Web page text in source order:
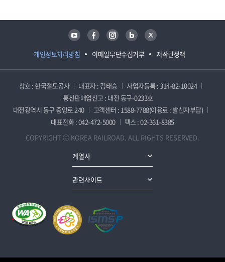
개인정보처리방침 이메일무단수집거부 저작권정책
유튜브 페이스북 인스타그램 블로그 트위터
상호 : 한국철도공사 대표자 : 김태승
사업자등록 : 314-82-10024
통신판매업신고 : 대전 동구-0233호
대전광역시 동구 중앙로 240
고객센터 : 1588-7788(이용료 : 발신자부담)
대표전화 : 042-472-5000
팩스 : 02-361-8385
COPYRIGHT ⓒ KOREA RAILROAD. ALL RIGHTS RESERVED.
계열사
관련사이트